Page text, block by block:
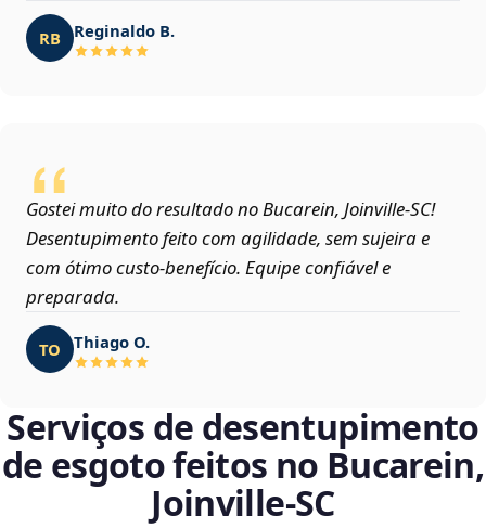
RB Reginaldo B.
Gostei muito do resultado no Bucarein, Joinville‑SC!
Desentupimento feito com agilidade, sem sujeira e
com ótimo custo-benefício. Equipe confiável e
preparada.
TO Thiago O.
Serviços de desentupimento
de esgoto feitos no Bucarein,
Joinville‑SC